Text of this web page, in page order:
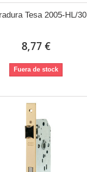
Tesa 2005-HL/30
8,77 €
Fuera de stock